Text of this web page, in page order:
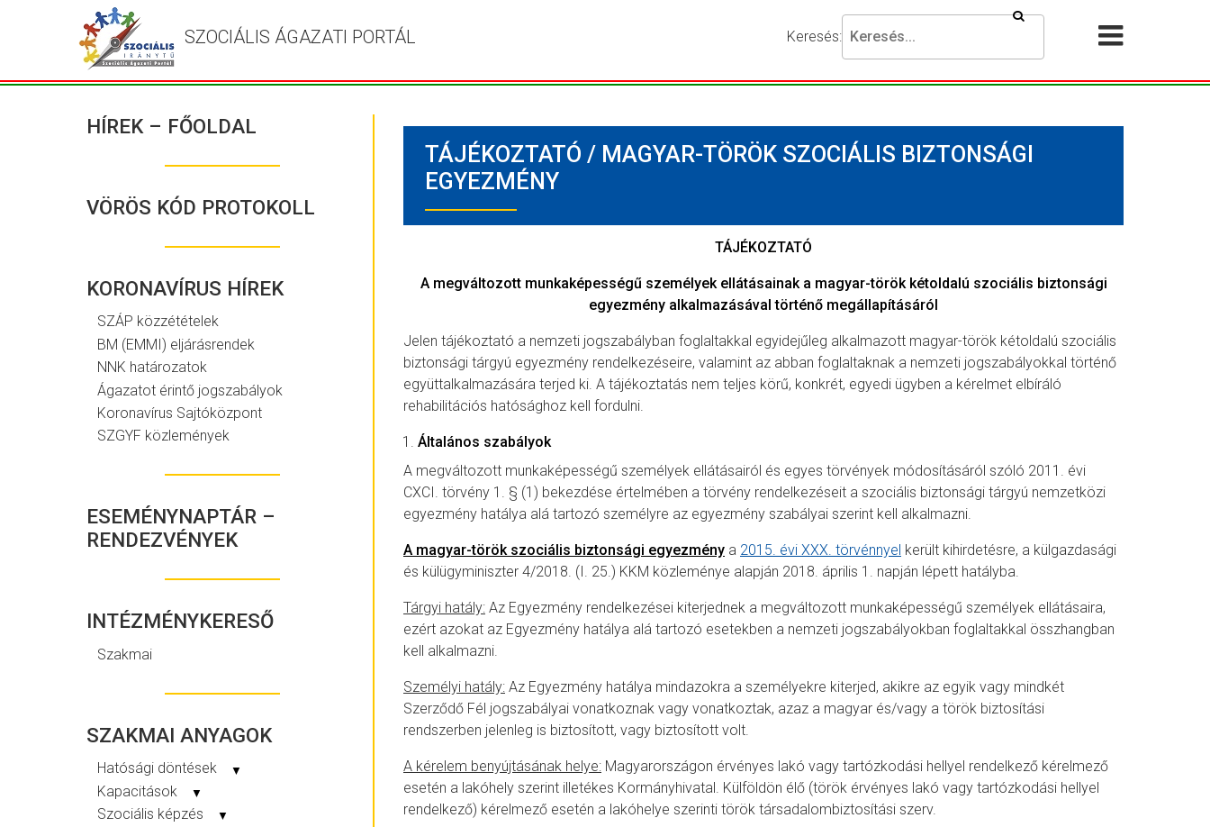
SZOCIÁLIS ÁGAZATI PORTÁL Keresés:
Írja
a
kívánt
kifejezést,
a
gombot.
Keresés
Akadálymentesítési
Menü
HÍREK – FŐOLDAL
VÖRÖS KÓD PROTOKOLL
KORONAVÍRUS HÍREK
SZÁP közzétételek
BM (EMMI) eljárásrendek
NNK határozatok
Ágazatot érintő jogszabályok
Koronavírus Sajtóközpont
SZGYF közlemények
ESEMÉNYNAPTÁR –
RENDEZVÉNYEK
INTÉZMÉNYKERESŐ
Szakmai
SZAKMAI ANYAGOK
Hatósági döntések ▼
Kapacitások ▼
Szociális képzés ▼
TÁJÉKOZTATÓ / MAGYAR-TÖRÖK SZOCIÁLIS BIZTONSÁGI
EGYEZMÉNY
TÁJÉKOZTATÓ
A megváltozott munkaképességű személyek ellátásainak a magyar-török kétoldalú szociális biztonsági
egyezmény alkalmazásával történő megállapításáról
Jelen tájékoztató a nemzeti jogszabályban foglaltakkal egyidejűleg alkalmazott magyar-török kétoldalú szociális
biztonsági tárgyú egyezmény rendelkezéseire, valamint az abban foglaltaknak a nemzeti jogszabályokkal történő
együttalkalmazására terjed ki. A tájékoztatás nem teljes körű, konkrét, egyedi ügyben a kérelmet elbíráló
rehabilitációs hatósághoz kell fordulni.
Általános szabályok
A megváltozott munkaképességű személyek ellátásairól és egyes törvények módosításáról szóló 2011. évi
CXCI. törvény 1. § (1) bekezdése értelmében a törvény rendelkezéseit a szociális biztonsági tárgyú nemzetközi
egyezmény hatálya alá tartozó személyre az egyezmény szabályai szerint kell alkalmazni.
A magyar-török szociális biztonsági egyezmény a 2015. évi XXX. törvénnyel került kihirdetésre, a külgazdasági
és külügyminiszter 4/2018. (I. 25.) KKM közleménye alapján 2018. április 1. napján lépett hatályba.
Tárgyi hatály: Az Egyezmény rendelkezései kiterjednek a megváltozott munkaképességű személyek ellátásaira,
ezért azokat az Egyezmény hatálya alá tartozó esetekben a nemzeti jogszabályokban foglaltakkal összhangban
kell alkalmazni.
Személyi hatály: Az Egyezmény hatálya mindazokra a személyekre kiterjed, akikre az egyik vagy mindkét
Szerződő Fél jogszabályai vonatkoznak vagy vonatkoztak, azaz a magyar és/vagy a török biztosítási
rendszerben jelenleg is biztosított, vagy biztosított volt.
A kérelem benyújtásának helye: Magyarországon érvényes lakó vagy tartózkodási hellyel rendelkező kérelmező
esetén a lakóhely szerint illetékes Kormányhivatal. Külföldön élő (török érvényes lakó vagy tartózkodási hellyel
rendelkező) kérelmező esetén a lakóhelye szerinti török társadalombiztosítási szerv.